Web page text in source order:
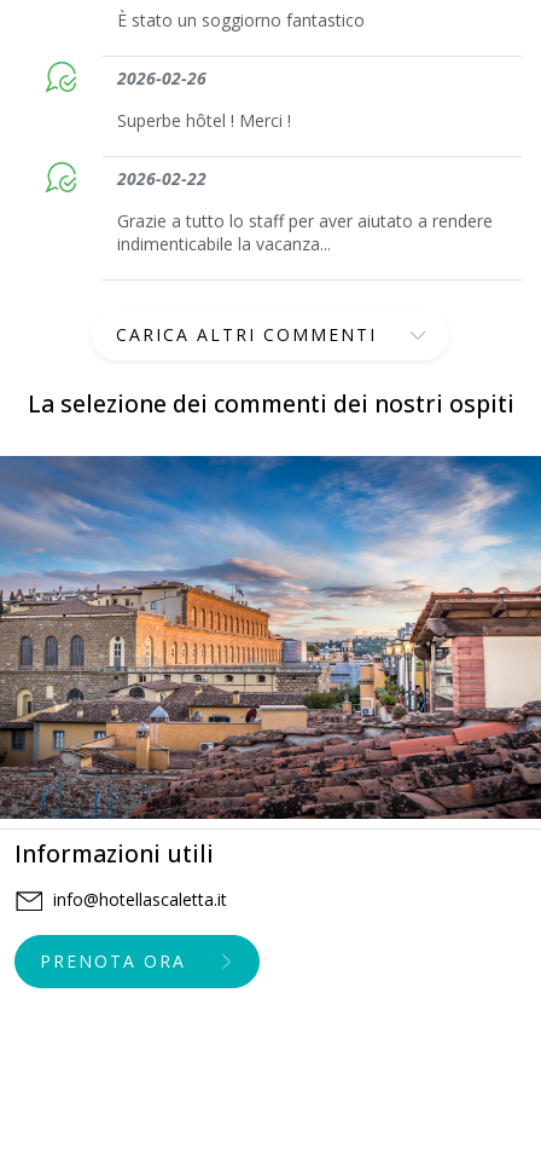
La selezione dei commenti dei nostri ospiti
È stato un soggiorno fantastico
2026-02-26
Superbe hôtel ! Merci !
2026-02-22
Grazie a tutto lo staff per aver aiutato a rendere
indimenticabile la vacanza...
CARICA ALTRI COMMENTI
Informazioni utili
info@hotellascaletta.it
PRENOTA ORA